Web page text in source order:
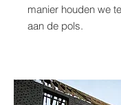
manier houden we
aan de pols.